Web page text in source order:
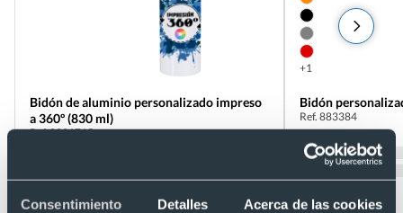
Consentimiento Detalles Acerca de las cookies
Bidón de aluminio personalizado impreso
a 360º (830 ml)
Ref. 8821715
+1
Bidón
Ref. 883384